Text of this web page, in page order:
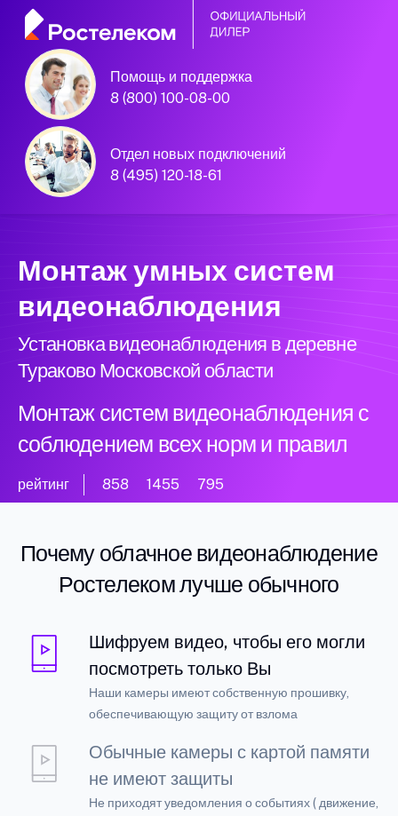
Помощь и поддержка
8 (800) 100-08-00
Отдел новых подключений
8 (495) 120-18-61
Официальный
партнёр Ростелеком
Московская область
Монтаж умных систем
видеонаблюдения
Установка видеонаблюдения в деревне
Тураково Московской области
Монтаж систем видеонаблюдения с
соблюдением всех норм и правил
рейтинг 858 1455 795
Почему облачное видеонаблюдение
Ростелеком лучше обычного
Шифруем видео, чтобы его могли
посмотреть только Вы
Наши камеры имеют собственную прошивку,
обеспечивающую защиту от взлома
Обычные камеры с картой памяти
не имеют защиты
Не приходят уведомления о событиях ( движение,